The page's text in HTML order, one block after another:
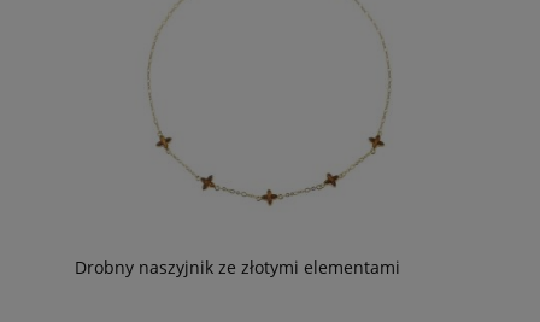
Drobny naszyjnik ze złotymi elementami